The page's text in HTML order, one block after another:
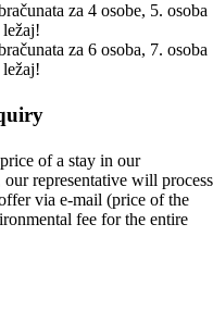
za 4 osobe, 5. osoba
za 6 osoba, 7. osoba
of a stay in our
representative will process
via e-mail (price of the
fee for the entire